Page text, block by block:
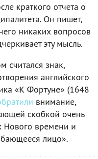
краткого отчета о
Он пишет,
никаких вопросов
эту мысль.
считался знак,
английского
«К Фортуне» (1648
внимание,
скобкой очень
Нового времени и
лицо».